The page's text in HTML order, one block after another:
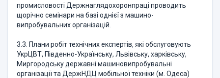
промисловості Держнаглядохоронпраці проводить
щорічно семінари на базі однієї з машино-
випробувальних організацій.
3.3. Плани робіт технічних експертів, які обслуговують
УкрЦВТ, Південно-Українську, Львівську, харківську,
Миргородську державні машиновипробувальні
організації та ДержНДЦ мобільної техніки (м. Одеса)